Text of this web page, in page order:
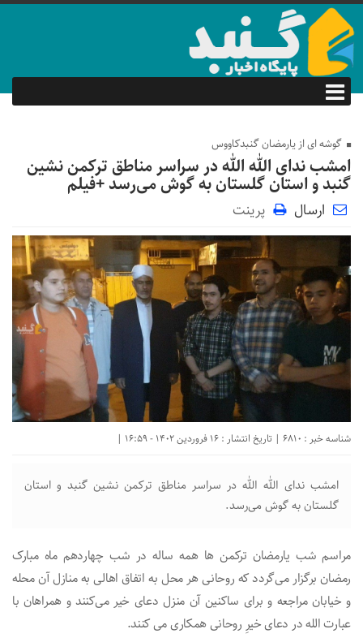
گوشه ای از یارمضان گنبدکاووس
امشب ندای الله الله در سراسر مناطق ترکمن نشین
گنبد و استان گلستان به گوش می‌رسد +فیلم
ارسال پرینت
شناسه خبر : 6810 | تاریخ انتشار : 16 فروردین 1402 - 16:59 |
امشب ندای الله الله در سراسر مناطق ترکمن نشین گنبد و استان
گلستان به گوش می‌رسد.
مراسم شب یارمضان ترکمن ها همه ساله در شب چهاردهم ماه مبارک
رمضان برگزار می‌‌گردد که روحانی هر محل به اتفاق اهالی به منازل آن محله
و خیابان مراجعه و برای ساکنین آن منزل دعای خیر می‌کنند و همراهان با
عبارت الله در دعای خیرِ روحانی همکاری می کنند.